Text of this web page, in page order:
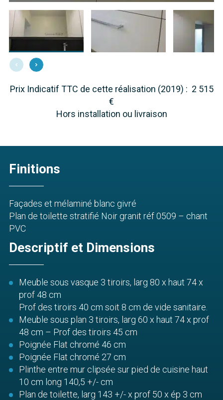
Prix Indicatif TTC de cette réalisation (2019) : 2 515
€
Hors installation ou livraison
Finitions
Façades et mélaminé blanc givré
Plan de toilette stratifié Noir granit réf 0509 – chant
PVC
Descriptif et Dimensions
Meuble sous vasque 3 tiroirs, larg 80 x haut 74 x
prof 48 cm
Prof des tiroirs 40 cm soit 8 cm de vide sanitaire.
Meuble sous plan 3 tiroirs, larg 60 x haut 74 x prof
48 cm – Prof des tiroirs 45 cm
Poignée Flat chromé 46 cm
Poignée Flat chromé 27 cm
Plinthe entre mur clipsée sur pied de cuisine haut
10 cm long 140,5 +/- cm
Plan de toilette, larg 143 +/- x prof 50 x ép 3 cm